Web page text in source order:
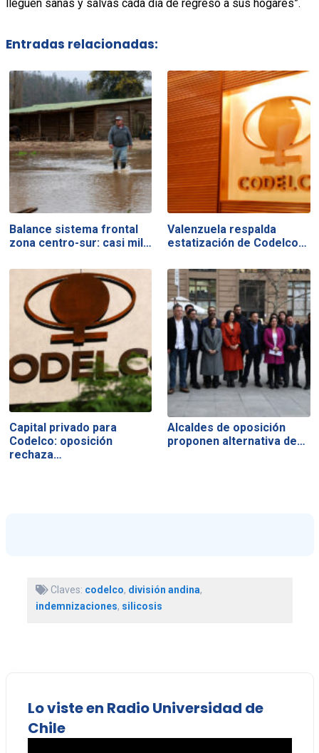
lleguen sanas y salvas cada día de regreso a sus hogares”.
Entradas relacionadas:
Balance sistema frontal
zona centro-sur: casi mil…
Valenzuela respalda
estatización de Codelco…
Capital privado para
Codelco: oposición
rechaza…
Alcaldes de oposición
proponen alternativa de…
Claves: codelco, división andina,
indemnizaciones, silicosis
Lo viste en Radio Universidad de
Chile